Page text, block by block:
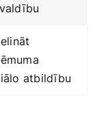
atbildību